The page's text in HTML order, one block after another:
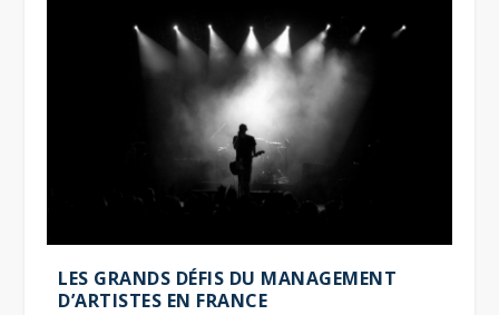
LES GRANDS DÉFIS DU MANAGEMENT
D’ARTISTES EN FRANCE